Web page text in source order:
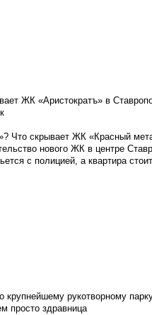
ЖК «Аристократъ» в
Что скрывает ЖК «Красный
нового ЖК в центре
с полицией, а квартира
крупнейшему рукотворному
просто здравница